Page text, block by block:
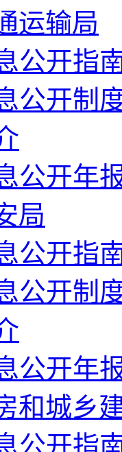
运输局
公开指
公开制
公开年
局
公开指
公开制
公开年
和城乡
公开指